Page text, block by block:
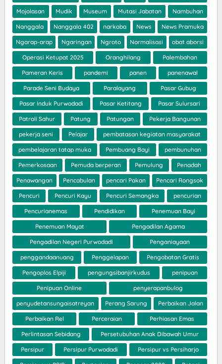
Mojolasan Mudik Museum Mutasi Jabatan Nambuhan
Nanggala Nanggala 402 narkoba News News Pramuka
Ngarap-arap Ngaringan Ngroto Normalisasi obat aborsi
Operasi Ketupat 2025 Oranghilang Palembahan
Pameran Keris pandemi panen panenawal
Parade Seni Budaya Paralayang Pasar Gubug
Pasar Induk Purwodadi Pasar Ketitang Pasar Sulursari
Patroli Sahur Patung Patungan Pekerja Bangunan
pekerja seni Pelajar pembatasan kegiatan masyarakat
pembelajaran tatap muka Pembuang Bayi pembunuhan
Pemerkosaan Pemuda berperan Pemulung Penadah
Penawangan Pencabulan pencari Pakan Pencari Rongsok
Pencuri Pencuri Kayu Pencuri Semangka pencurian
Pencurianemas Pendidikan Penemuan Bayi
Penemuan Mayat Pengadilan Agama
Pengadilan Negeri Purwodadi Penganiayaan
penggandaanuang Penggelapan Pengobatan Gratis
Pengoplos Elpiji pengungsibanjirkudus penipuan
Penipuan Online penyerapanbulog
penyudetansungaisatreyan Perang Sarung Perbaikan Jalan
Perbaikan Rel Perceraian Perhiasan Emas
Perlintasan Sebidang Persetubuhan Anak Dibawah Umur
Persipur Persipur Purwodadi Persipur vs Persiharjo